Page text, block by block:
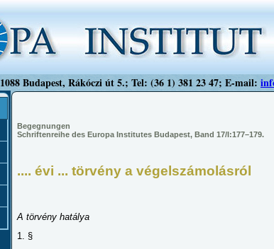
1088 Budapest, Rákóczi út 5.; Tel: (36 1) 381 23 47; E-mail:
Begegnungen
Schriftenreihe des Europa Institutes Budapest, Band 17/I:177–179.
.... évi ... törvény a végelszámolásról
A törvény hatálya
1. §